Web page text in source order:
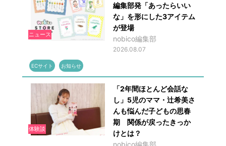
ニュース
編集部発「あったらいい
な」を形にした3アイテム
が登場
nobico編集部
2026.08.07
ECサイト お知らせ
体験談
「2年間ほとんど会話な
し」5児のママ・辻希美さ
んも悩んだ子どもの思春
期 関係が戻ったきっか
けとは？
nobico編集部